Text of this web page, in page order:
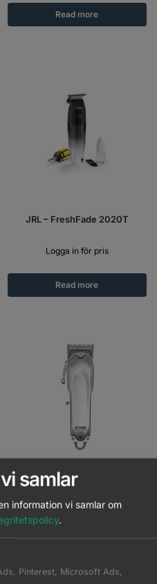
Read more
JRL – FreshFade 2020T
Logga in för pris
Read more
Kyone – Ultima Iron Fade Pro
Logga in för pris
samlar
information vi samlar om
.
Pinterest, Microsoft Ads,